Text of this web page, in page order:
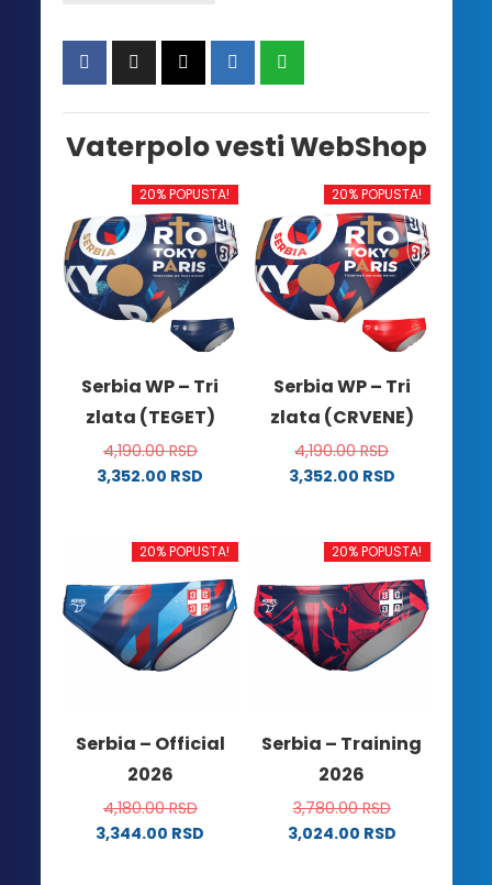
Vaterpolo vesti WebShop
20% POPUSTA!
Serbia WP – Tri
zlata (TEGET)
4,190.00RSD
3,352.00 RSD
ima
varijanti.
Opcije
mogu
biti
stranici
proizvoda.
20% POPUSTA!
Serbia WP – Tri
zlata (CRVENE)
4,190.00RSD
3,352.00 RSD
ima
varijanti.
Opcije
mogu
biti
stranici
proizvoda.
20% POPUSTA!
Serbia – Official
2026
4,180.00RSD
3,344.00 RSD
20% POPUSTA!
Serbia – Training
2026
3,780.00RSD
3,024.00 RSD